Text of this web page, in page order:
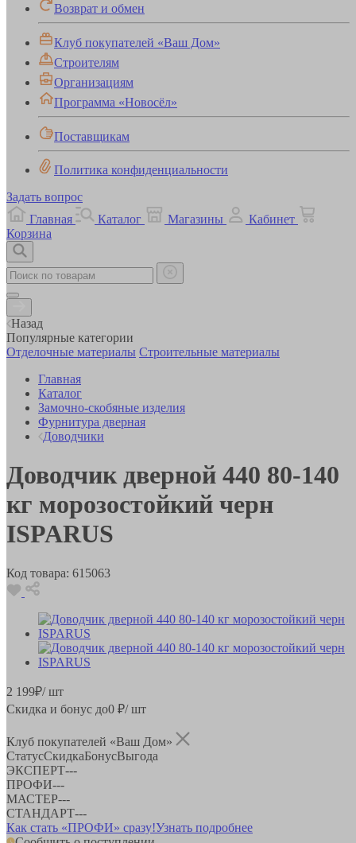
Возврат и обмен
Клуб покупателей «Ваш Дом»
Строителям
Организациям
Программа «Новосёл»
Поставщикам
Политика конфиденциальности
Задать вопрос
Главная
Каталог Магазины
Кабинет
Корзина
Назад
Популярные категории
Отделочные материалы Строительные материалы
Главная
Каталог
Замочно-скобяные изделия
Фурнитура дверная
Доводчики
Доводчик дверной 440 80-140
кг морозостойкий черн
ISPARUS
Код товара: 615063
2 199₽/ шт
Скидка и бонус до0 ₽/ шт
Клуб покупателей «Ваш Дом»
СтатусСкидкаБонусВыгода
ЭКСПЕРТ---
ПРОФИ---
МАСТЕР---
СТАНДАРТ---
Как стать «ПРОФИ» сразу!Узнать подробнее